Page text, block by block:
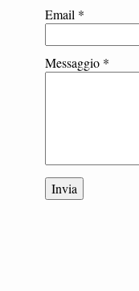
Email *
Messaggio *